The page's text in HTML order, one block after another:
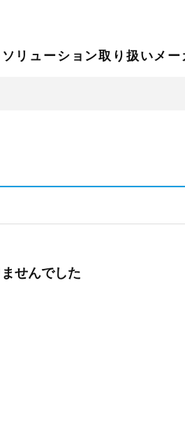
ソリューション取り扱いメー
せんでした